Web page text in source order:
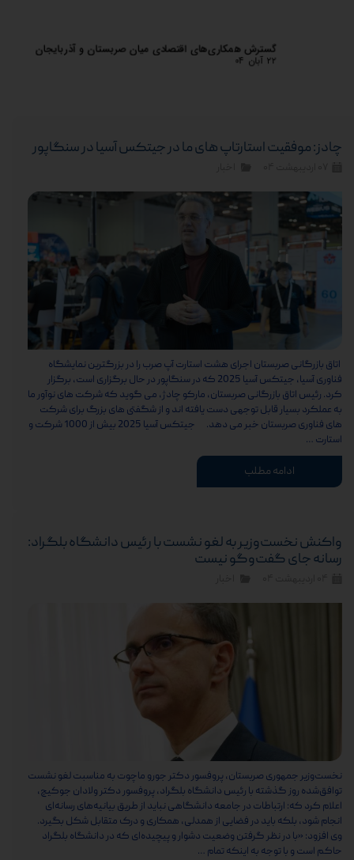
چادز: موفقیت استارتاپ های ما در جیتکس آسیا در سنگاپور
اتاق بازرگانی صربستان اجرای هشت استارت آپ صرب را در بزرگترین نمایشگاه
فناوری آسیا، جیتکس آسیا 2025 که در سنگاپور در حال برگزاری است، برگزار
کرد. رئیس اتاق بازرگانی صربستان، مارکو چادژ، می گوید که شرکت های نوآور ما
به عملکرد بسیار قابل توجهی دست یافته اند و از شگفتی های بزرگ برای شرکت
های فناوری صربستان خبر می دهد. جیتکس آسیا 2025 بیش از 1000 شرکت و
استارت …
ادامه مطلب
واکنش نخست‌وزیر به لغو نشست با رئیس دانشگاه بلگراد:
رسانه جای گفت‌وگو نیست
نخست‌وزیر جمهوری صربستان، پروفسور دکتر جورو ماچوت به مناسبت لغو نشست
توافق‌شده روز گذشته با رئیس دانشگاه بلگراد، پروفسور دکتر ولادان جوکیچ،
اعلام کرد که: ارتباطات در جامعه دانشگاهی نباید از طریق بیانیه‌های رسانه‌ای
انجام شود، بلکه باید در فضایی از همدلی، همکاری و درک متقابل شکل بگیرد.
وی افزود: «با در نظر گرفتن وضعیت دشوار و پیچیده‌ای که در دانشگاه بلگراد
حاکم است و با توجه به اینکه تمام …
بزرگ‌ترین انجمن تجاری چین به صربستان می‌آید!